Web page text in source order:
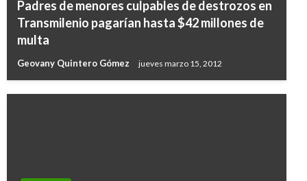
Padres de menores culpables de destrozos en
Transmilenio pagarían hasta $42 millones de
multa
Geovany Quintero Gómez jueves marzo 15, 2012